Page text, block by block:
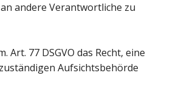
andere Verantwortliche zu
Art. 77 DSGVO das Recht, eine
Aufsichtsbehörde